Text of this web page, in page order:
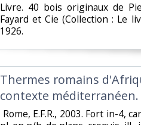
‎Livre. 40 bois originaux de
Fayard et Cie (Collection : Le
1926.‎
‎Thermes romains
contexte méditerranéen.‎
Rome, E.F.R., 2003. Fort in-4,